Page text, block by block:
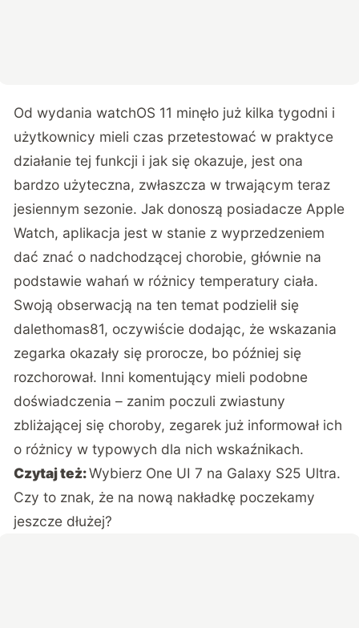
Od wydania watchOS 11 minęło już kilka tygodni i
użytkownicy mieli czas przetestować w praktyce
działanie tej funkcji i jak się okazuje, jest ona
bardzo użyteczna, zwłaszcza w trwającym teraz
jesiennym sezonie. Jak donoszą posiadacze Apple
Watch, aplikacja jest w stanie z wyprzedzeniem
dać znać o nadchodzącej chorobie, głównie na
podstawie wahań w różnicy temperatury ciała.
Swoją obserwacją na ten temat podzielił się
dalethomas81, oczywiście dodając, że wskazania
zegarka okazały się prorocze, bo później się
rozchorował. Inni komentujący mieli podobne
doświadczenia – zanim poczuli zwiastuny
zbliżającej się choroby, zegarek już informował ich
o różnicy w typowych dla nich wskaźnikach.
Czytaj też:Wybierz One UI 7 na Galaxy S25 Ultra.
Czy to znak, że na nową nakładkę poczekamy
jeszcze dłużej?